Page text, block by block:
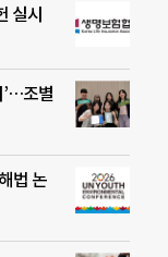
실시
’…조별
법 논